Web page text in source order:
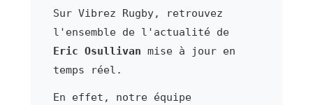
Sur Vibrez Rugby, retrouvez
l'ensemble de l'actualité de
Eric Osullivan mise à jour en
temps réel.
En effet, notre équipe